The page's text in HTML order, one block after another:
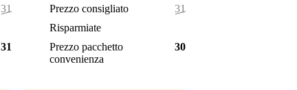
314,00 €
311,00 €
Prezzo consigliato
310,90 €
Risparmiate
Prezzo pacchetto
convenienza
309,00 €